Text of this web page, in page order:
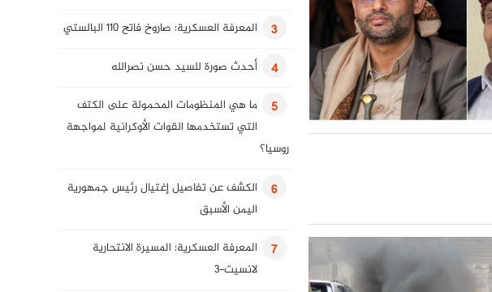
3 المعرفة العسكرية: صاروخ فاتح 110 البالستي
4 أحدث صورة للسيد حسن نصرالله
5
ما هي المنظومات المحمولة على الكتف
التي تستخدمها القوات الأوكرانية لمواجهة
روسيا؟
6
الكشف عن تفاصيل إغتيال رئيس جمهورية
اليمن الأسبق
7
المعرفة العسكرية: المسيرة الانتحارية
لانسيت-3